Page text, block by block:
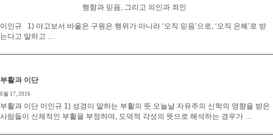
행함과 믿음, 그리고 의인과 죄인
이인규 1) 야고보서 바울은 구원은 행위가 아니라 ‘오직 믿음’으로, ‘오직 은혜’로 받
는다고 말하고 …
부활과 이단
6월 17, 2016
부활과 이단 이인규 1) 성경이 말하는 부활의 뜻 오늘날 자유주의 신학의 영향을 받은
사람들이 신체적인 부활을 부정하며, 도덕적 각성의 뜻으로 해석하는 경우가 …